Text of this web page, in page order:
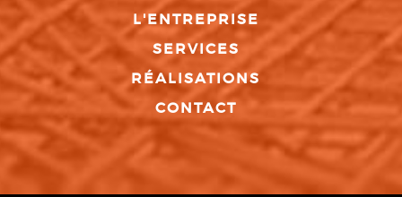
L'ENTREPRISE
SERVICES
RÉALISATIONS
CONTACT